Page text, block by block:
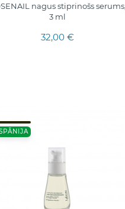
nagus stiprinošs serums,
3 ml
32,00 €